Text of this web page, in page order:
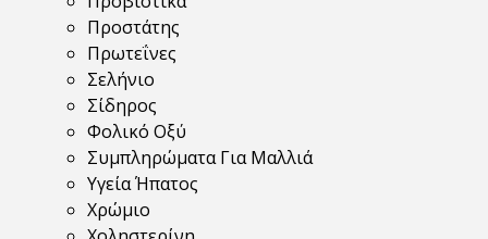
Προστάτης
Πρωτεΐνες
Σελήνιο
Σίδηρος
Φολικό Οξύ
Συμπληρώματα Για Μαλλιά
Υγεία Ήπατος
Χρώμιο